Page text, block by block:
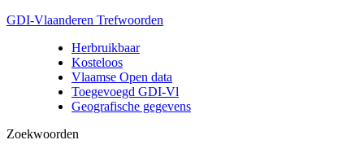
GDI-Vlaanderen Trefwoorden
Herbruikbaar
Kosteloos
Vlaamse Open data
Toegevoegd GDI-Vl
Geografische gegevens
Zoekwoorden